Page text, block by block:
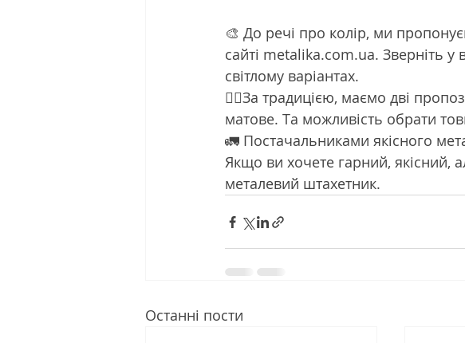
🎨 До речі про колір, ми
сайті metalika.com.ua. Зверніть у
світлому варіантах.
✌🏻За традицією, маємо дві
матове. Та можливість обрати
🚛 Постачальниками якісного
Якщо ви хочете гарний, якісний,
металевий штахетник.
Останні пости